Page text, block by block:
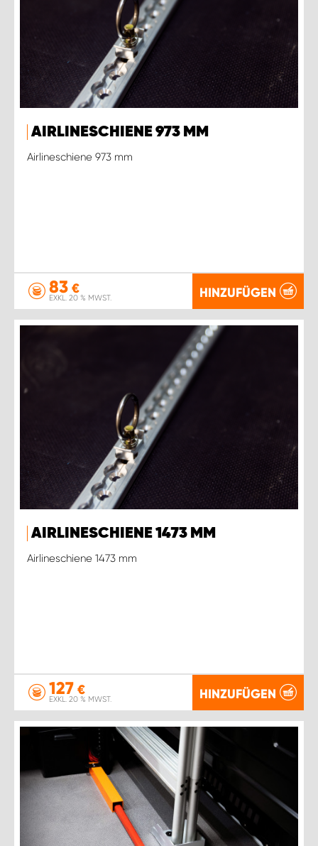
AIRLINESCHIENE 973 MM
Airlineschiene 973 mm
83 €
EXKL. 20 % MWST. HINZUFÜGEN
AIRLINESCHIENE 1473 MM
Airlineschiene 1473 mm
127 €
EXKL. 20 % MWST. HINZUFÜGEN